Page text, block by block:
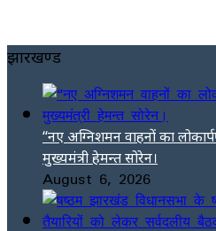
झारखण्ड
“नए अग्निशमन वाहनों का
मुख्यमंत्री हेमन्त सोरेन।
August 6, 2026